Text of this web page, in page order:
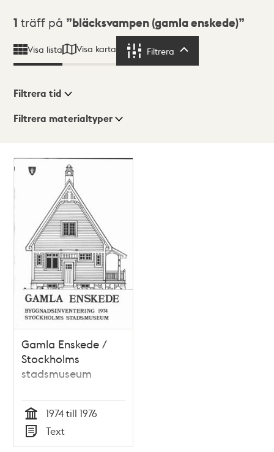
Sökresultat
1 träff på bläcksvampen (gamla enskede)
Visa lista Visa karta Filtrera
Visningsläge
ListaKarta
Filtrera tid
Filtrera materialtyper
träffar
Gamla Enskede /
Stockholms
stadsmuseum
Tid
1974 till 1976
Typ
Text